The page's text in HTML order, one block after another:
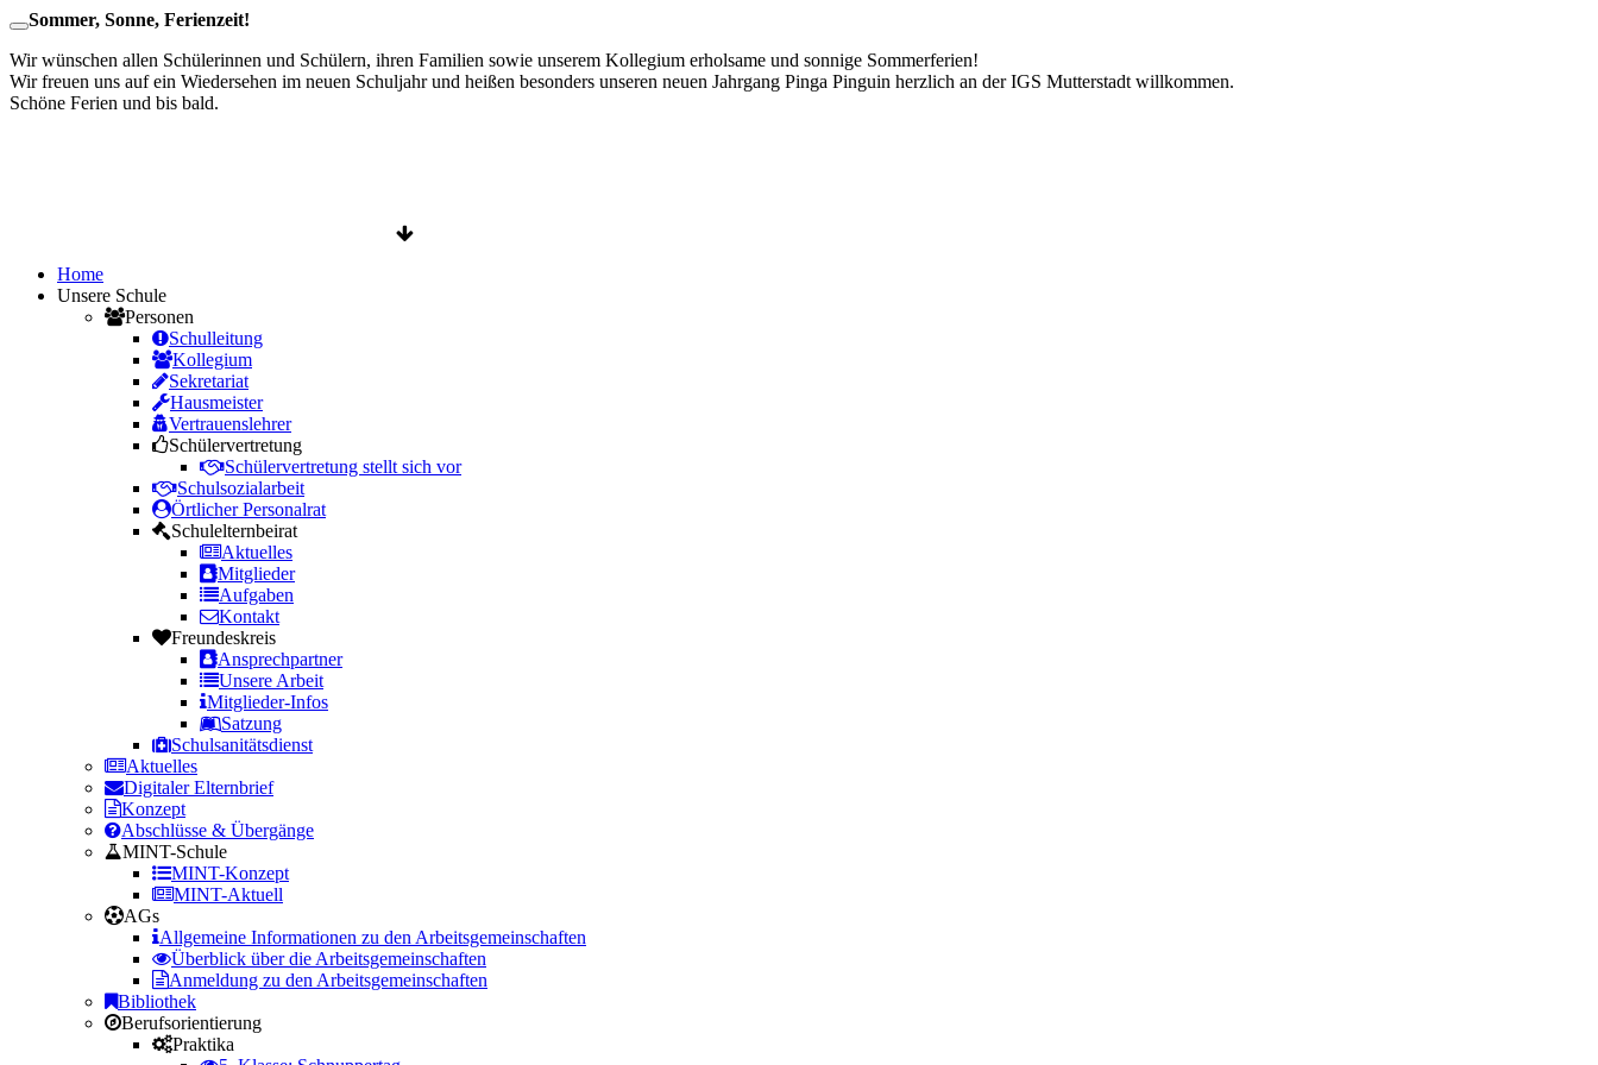
Sommer, Sonne, Ferienzeit!
Wir wünschen allen Schülerinnen und Schülern, ihren Familien sowie unserem Kollegium erholsame und sonnige Sommerferien!
Wir freuen uns auf ein Wiedersehen im neuen Schuljahr und heißen besonders unseren neuen Jahrgang Pinga Pinguin herzlich an der IGS Mutterstadt willkommen.
Schöne Ferien und bis bald.
Home
Unsere Schule
Personen
Schulleitung
Kollegium
Sekretariat
Hausmeister
Vertrauenslehrer
Schülervertretung
Schülervertretung stellt sich vor
Schulsozialarbeit
Örtlicher Personalrat
Schulelternbeirat
Aktuelles
Mitglieder
Aufgaben
Kontakt
Freundeskreis
Ansprechpartner
Unsere Arbeit
Mitglieder-Infos
Satzung
Schulsanitätsdienst
Aktuelles
Digitaler Elternbrief
Konzept
Abschlüsse & Übergänge
MINT-Schule
MINT-Konzept
MINT-Aktuell
AGs
Allgemeine Informationen zu den Arbeitsgemeinschaften
Überblick über die Arbeitsgemeinschaften
Anmeldung zu den Arbeitsgemeinschaften
Bibliothek
Berufsorientierung
Praktika